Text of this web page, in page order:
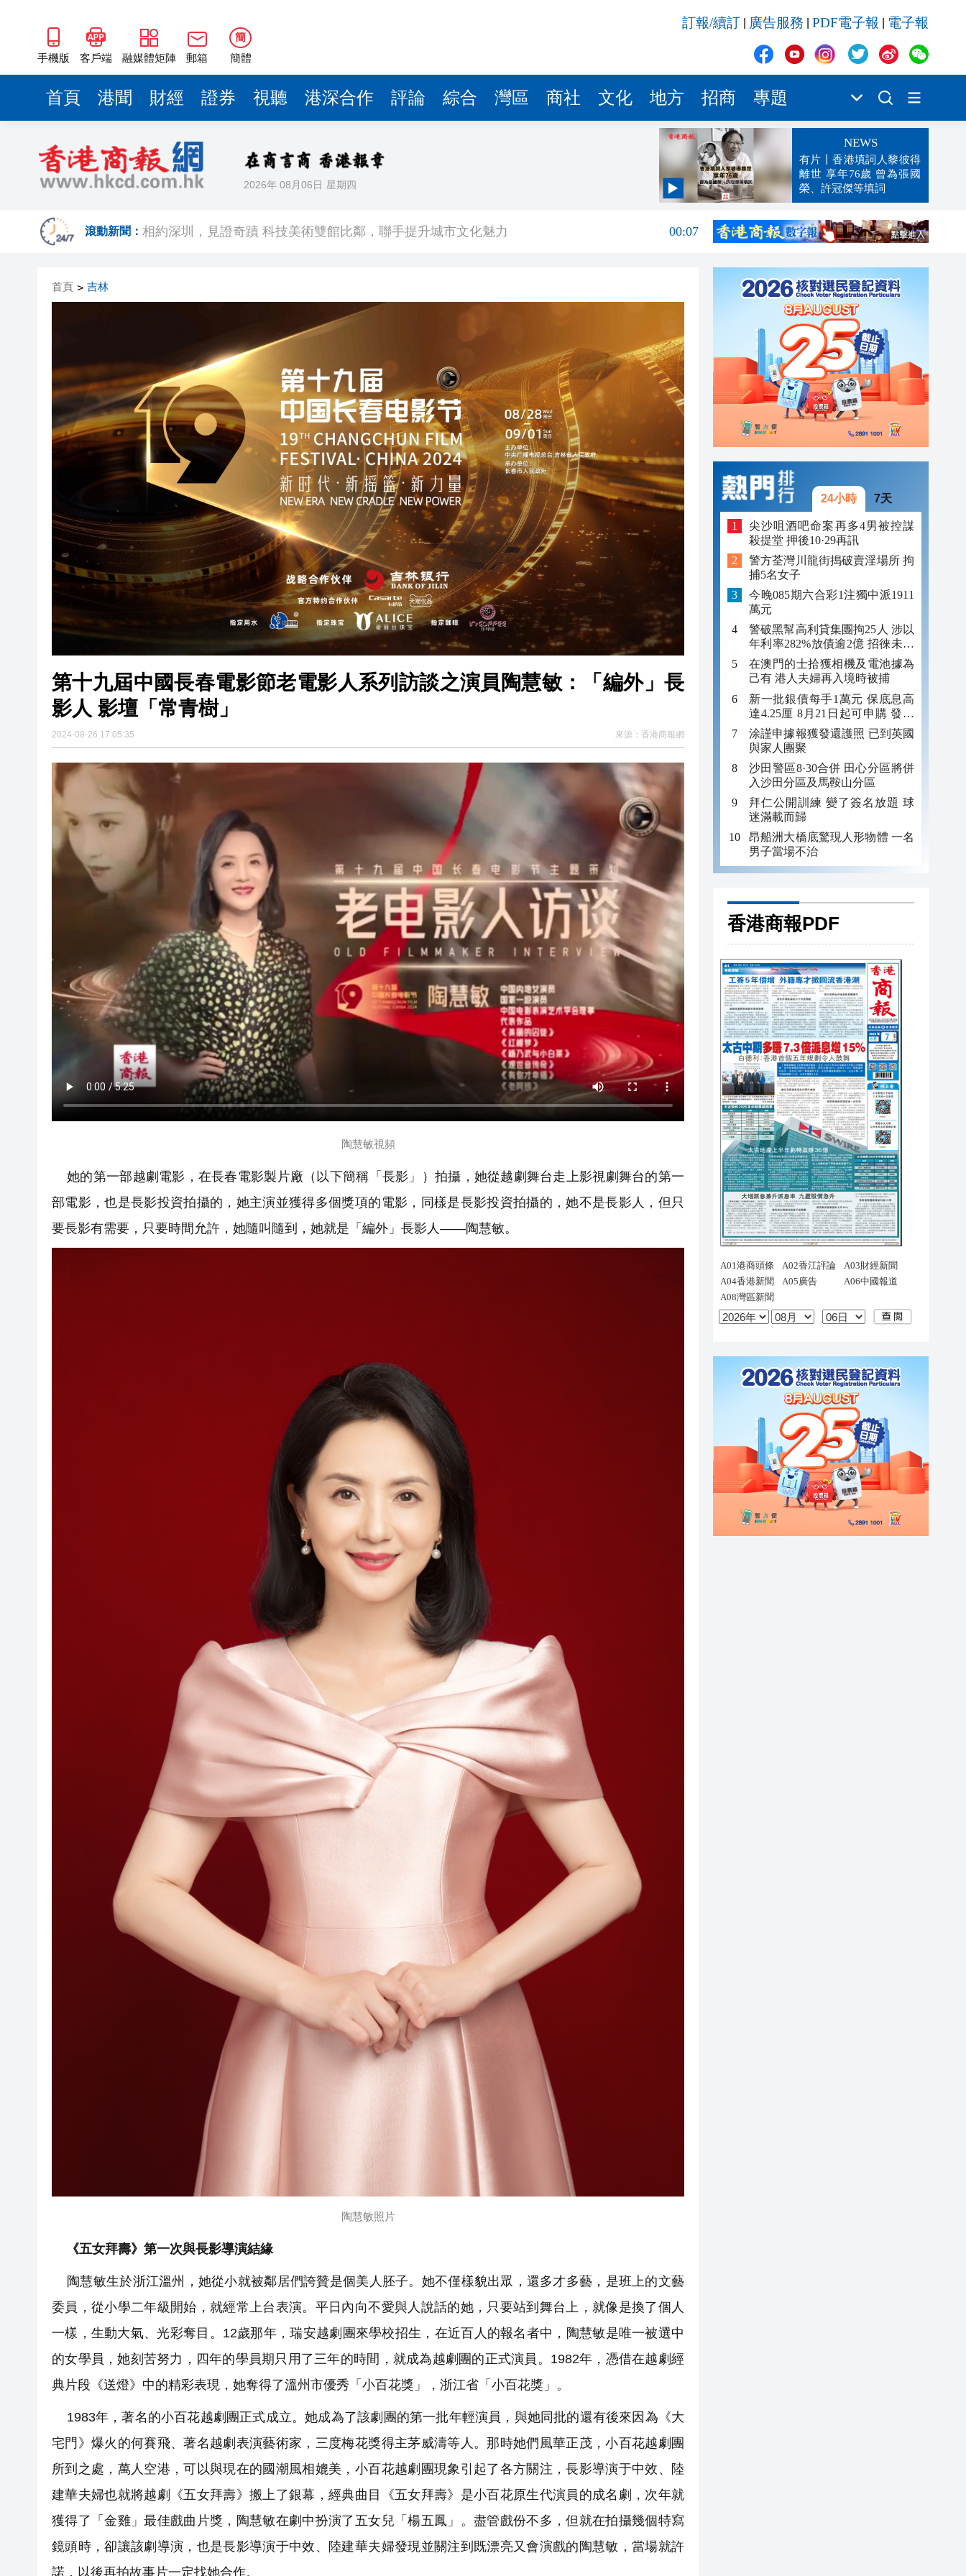
手機版 客戶端 融媒體矩陣 郵箱
簡
簡體
訂報/續訂 廣告服務 PDF電子報 電子報
首頁 港聞 財經 證券 視聽 港深合作 評論 綜合 灣區 商社 文化 地方 招商 專題
2026年 08月06日 星期四
NEWS
有片丨香港填詞人黎彼得
離世 享年76歲 曾為張國
榮、許冠傑等填詞
滾動新聞：
00:19
相約深圳，見證奇蹟 科技美術雙館比鄰，聯手提升城市文化魅力
00:07
有片丨孕婦羊水破裂即將臨盆 正遇晚高峰 情況危急 鐵騎交警一路開道護送
23:12
東涌巴士撞電單車 巴士司機涉危駕被捕
23:12
有片丨清淡不等於吃素！ 清淡飲食正在毀掉很多老人的晚年健康
23:00
首頁 > 吉林
第十九屆中國長春電影節老電影人系列訪談之演員陶慧敏：「編外」長
影人 影壇「常青樹」
2024-08-26 17:05:35 來源： 香港商報網
陶慧敏視頻
她的第一部越劇電影，在長春電影製片廠（以下簡稱「長影」）拍攝，她從越劇舞台走上影視劇舞台的第一
部電影，也是長影投資拍攝的，她主演並獲得多個獎項的電影，同樣是長影投資拍攝的，她不是長影人，但只
要長影有需要，只要時間允許，她隨叫隨到，她就是「編外」長影人——陶慧敏。
陶慧敏照片
《五女拜壽》第一次與長影導演結緣
陶慧敏生於浙江溫州，她從小就被鄰居們誇贊是個美人胚子。她不僅樣貌出眾，還多才多藝，是班上的文藝
委員，從小學二年級開始，就經常上台表演。平日內向不愛與人說話的她，只要站到舞台上，就像是換了個人
一樣，生動大氣、光彩奪目。12歲那年，瑞安越劇團來學校招生，在近百人的報名者中，陶慧敏是唯一被選中
的女學員，她刻苦努力，四年的學員期只用了三年的時間，就成為越劇團的正式演員。1982年，憑借在越劇經
典片段《送燈》中的精彩表現，她奪得了溫州市優秀「小百花獎」，浙江省「小百花獎」。
1983年，著名的小百花越劇團正式成立。她成為了該劇團的第一批年輕演員，與她同批的還有後來因為《大
宅門》爆火的何賽飛、著名越劇表演藝術家，三度梅花獎得主茅威濤等人。那時她們風華正茂，小百花越劇團
所到之處，萬人空港，可以與現在的國潮風相媲美，小百花越劇團現象引起了各方關注，長影導演于中效、陸
建華夫婦也就將越劇《五女拜壽》搬上了銀幕，經典曲目《五女拜壽》是小百花原生代演員的成名劇，次年就
獲得了「金雞」最佳戲曲片獎，陶慧敏在劇中扮演了五女兒「楊五鳳」。盡管戲份不多，但就在拍攝幾個特寫
鏡頭時，卻讓該劇導演，也是長影導演于中效、陸建華夫婦發現並關注到既漂亮又會演戲的陶慧敏，當場就許
諾，以後再拍故事片一定找她合作。
24小時 7天
尖沙咀酒吧命案再多4男被控謀
殺提堂 押後10·29再訊
警方荃灣川龍街搗破賣淫場所 拘
捕5名女子
今晚085期六合彩1注獨中派1911
萬元
警破黑幫高利貸集團拘25人 涉以
年利率282%放債逾2億 招徠未成
年追數
在澳門的士拾獲相機及電池據為
己有 港人夫婦再入境時被捕
新一批銀債每手1萬元 保底息高
達4.25厘 8月21日起可申購 發行
金額最多550億
涂謹申據報獲發還護照 已到英國
與家人團聚
沙田警區8·30合併 田心分區將併
入沙田分區及馬鞍山分區
拜仁公開訓練 變了簽名放題 球
迷滿載而歸
昂船洲大橋底驚現人形物體 一名
男子當場不治
香港商報PDF